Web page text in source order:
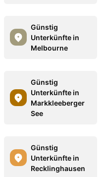
Günstig
Unterkünfte in
Melbourne
Günstig
Unterkünfte in
Markkleeberger
See
Günstig
Unterkünfte in
Recklinghausen